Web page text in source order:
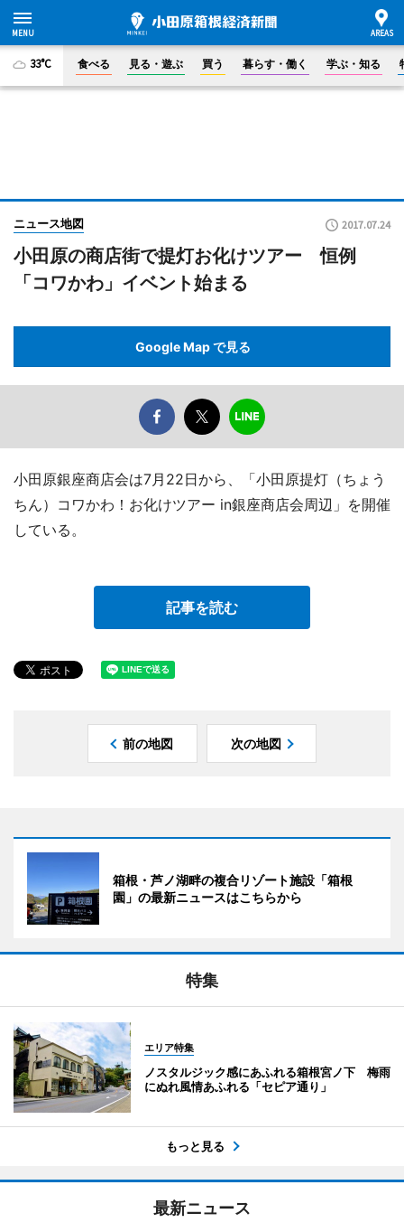
33°C 食べる 見る・遊ぶ 買う 暮らす・働く 学ぶ・知る
ニュース地図 2017.07.24
小田原の商店街で提灯お化けツアー 恒例
「コワかわ」イベント始まる
Google Map で見る
小田原銀座商店会は7月22日から、「小田原提灯（ちょう
ちん）コワかわ！お化けツアー in銀座商店会周辺」を開催
している。
記事を読む
前の地図 次の地図
箱根・芦ノ湖畔の複合リゾート施設「箱根
園」の最新ニュースはこちらから
特集
エリア特集
ノスタルジック感にあふれる箱根宮ノ下 梅雨
にぬれ風情あふれる「セピア通り」
もっと見る
最新ニュース